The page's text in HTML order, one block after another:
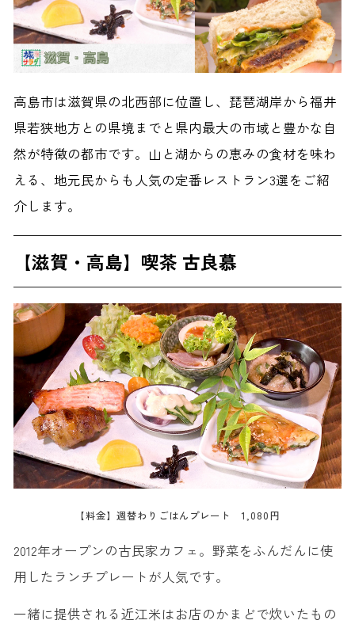
高島市は滋賀県の北西部に位置し、琵琶湖岸から福井
県若狭地方との県境までと県内最大の市域と豊かな自
然が特徴の都市です。山と湖からの恵みの食材を味わ
える、地元民からも人気の定番レストラン3選をご紹
介します。
【滋賀・高島】喫茶 古良慕
【料金】週替わりごはんプレート 1,080円
2012年オープンの古民家カフェ。野菜をふんだんに使
用したランチプレートが人気です。
一緒に提供される近江米はお店のかまどで炊いたもの